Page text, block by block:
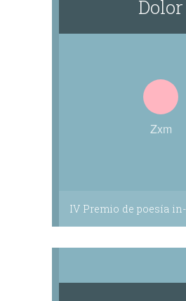
Dolor
Zxm
IV Premio de poesía in-